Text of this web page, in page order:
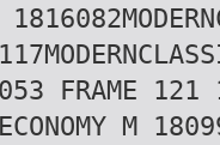
FRAME 121
M